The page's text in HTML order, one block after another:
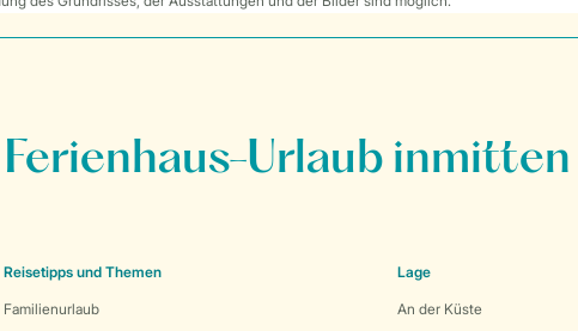
Ferienhaus-Urlaub
Reisetipps und Themen
Familienurlaub
Lage
An der Küste